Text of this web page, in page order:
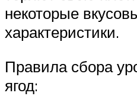
некоторые
характеристики.
Правила сбора
ягод: